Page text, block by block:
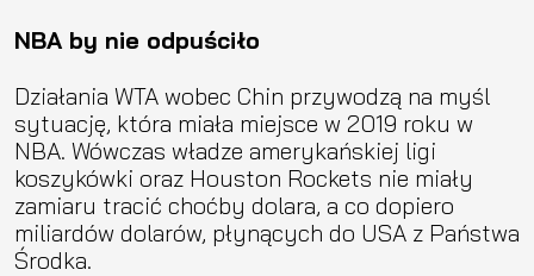
NBA by nie odpuściło
Działania WTA wobec Chin przywodzą na myśl
sytuację, która miała miejsce w 2019 roku w
NBA. Wówczas władze amerykańskiej ligi
koszykówki oraz Houston Rockets nie miały
zamiaru tracić choćby dolara, a co dopiero
miliardów dolarów, płynących do USA z Państwa
Środka.